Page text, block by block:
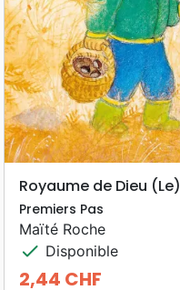
Royaume de Dieu (Le)
Premiers Pas
Maïté Roche
check Disponible
2,44 CHF